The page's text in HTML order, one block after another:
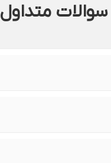
سوالات متداول